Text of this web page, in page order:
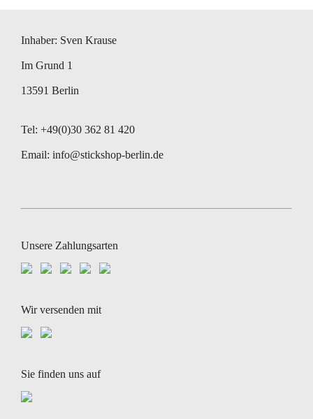
Inhaber: Sven Krause
Im Grund 1
13591 Berlin
Tel: +49(0)30 362 81 420
Email: info@stickshop-berlin.de
Unsere Zahlungsarten
Wir versenden mit
Sie finden uns auf